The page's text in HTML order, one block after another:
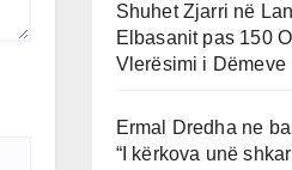
Shuhet Zjarri në
Elbasanit pas 150
Vlerësimi i Dëmeve
Ermal Dredha ne
“I kërkova unë